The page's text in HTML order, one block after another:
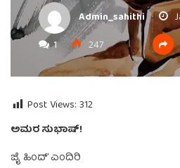
Admin_sahithi
1
247
Post Views: 312
ಅಮರ ಸುಭಾಷ್!
ಜೈ ಹಿಂದ್’ ಎಂದಿರಿ